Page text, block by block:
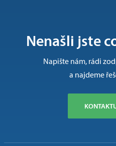
Nenašli jste
Napište nám, rádi
a najdeme